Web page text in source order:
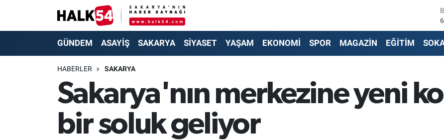
GÜNDEM ASAYİŞ SAKARYA SİYASET YAŞAM EKONOMİ SPOR MAGAZİN EĞİTİM
HABERLER SAKARYA
Sakarya'nın merkezine yeni
bir soluk geliyor
GÜNDEM
SAKARYA
Adapazarı Nöbetçi Eczaneler
Adapazarı Trafik Yoğunluk Haritası
Süper Lig Puan Durumu ve Fikstür